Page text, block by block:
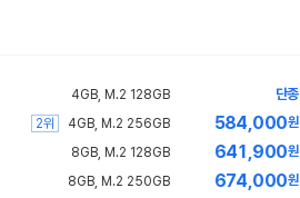
단종
4GB, M.2 128GB
584,000원
2위
4GB, M.2 256GB
641,900원
8GB, M.2 128GB
674,000원
8GB, M.2 250GB